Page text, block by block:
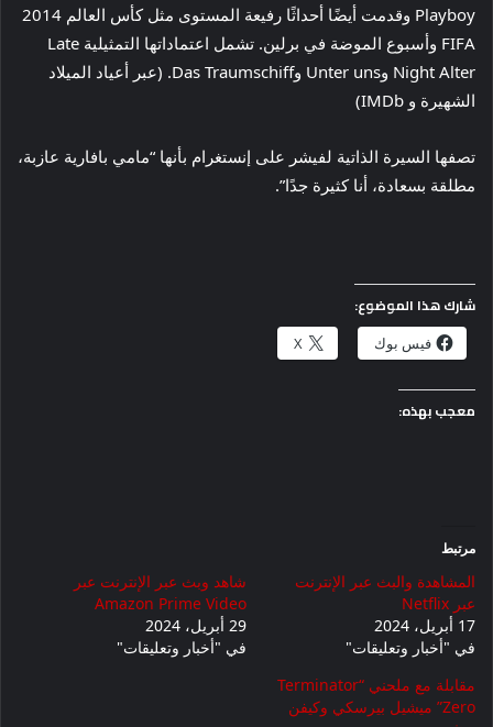
Playboy وقدمت أيضًا أحداثًا رفيعة المستوى مثل كأس العالم 2014
FIFA وأسبوع الموضة في برلين. تشمل اعتماداتها التمثيلية Late
Night Alter وUnter uns وDas Traumschiff. (عبر أعياد الميلاد
الشهيرة و IMDb)
تصفها السيرة الذاتية لفيشر على إنستغرام بأنها “مامي بافارية عازبة،
مطلقة بسعادة، أنا كثيرة جدًا”.
شارك هذا الموضوع:
فيس بوك X
معجب بهذه:
مرتبط
المشاهدة والبث عبر الإنترنت
عبر Netflix
17 أبريل، 2024
في "أخبار وتعليقات"
شاهد وبث عبر الإنترنت عبر
Amazon Prime Video
29 أبريل، 2024
في "أخبار وتعليقات"
مقابلة مع ملحني “Terminator
Zero” ميشيل بيرسكي وكيفن